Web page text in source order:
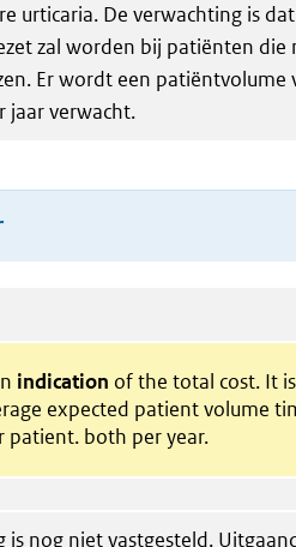
urticaria. De verwachting is dat
zal worden bij patiënten die
Er wordt een patiëntvolume
jaar verwacht.
indication of the total cost. It is
expected patient volume
patient. both per year.
nog niet vastgesteld.